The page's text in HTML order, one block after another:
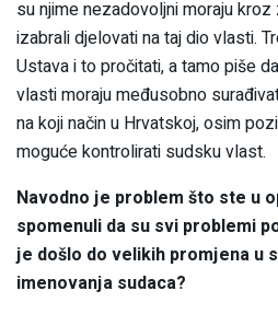
su njime nezadovoljni moraju
izabrali djelovati na taj dio vlasti.
Ustava i to pročitati, a tamo piše
vlasti moraju međusobno
na koji način u Hrvatskoj, osim
moguće kontrolirati sudsku vlast.
Navodno je problem što ste u
spomenuli da su svi problemi
je došlo do velikih promjena u
imenovanja sudaca?